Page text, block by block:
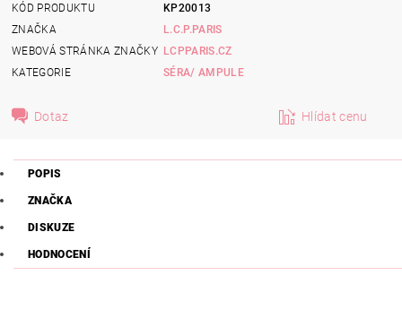
KÓD PRODUKTU
KP20013
ZNAČKA
L.C.P.PARIS
WEBOVÁ STRÁNKA ZNAČKY LCPPARIS.CZ
KATEGORIE
SÉRA/ AMPULE
Dotaz Hlídat cenu
POPIS
ZNAČKA
DISKUZE
HODNOCENÍ